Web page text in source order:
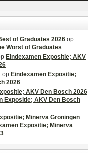
of Graduates 2026 op
Worst of Graduates
Eindexamen Expositie; AKV
op Eindexamen Expositie;
2026
AKV Den Bosch 2026
Expositie; AKV Den Bosch
Minerva Groningen
Expositie; Minerva